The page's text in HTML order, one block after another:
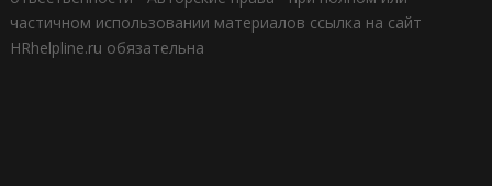
частичном использовании материалов ссылка на сайт
HRhelpline.ru обязательна